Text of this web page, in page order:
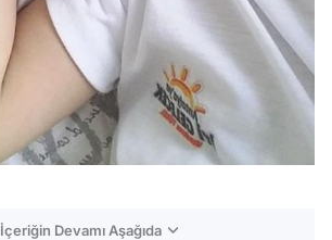
İçeriğin Devamı Aşağıda